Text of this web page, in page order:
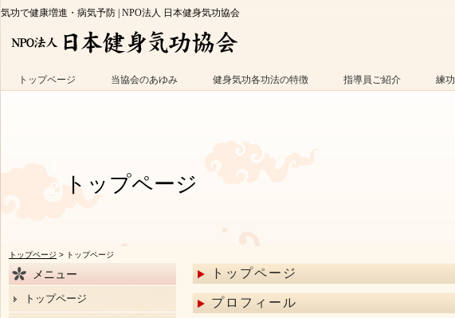
気功で健康増進・病気予防 | NPO法人 日本健身気功協会
トップページ 当協会のあゆみ 健身気功各功法の特徴 指導員ご紹介 練
トップページ
トップページ > トップページ
トップページ
プロフィール
メニュー
トップページ